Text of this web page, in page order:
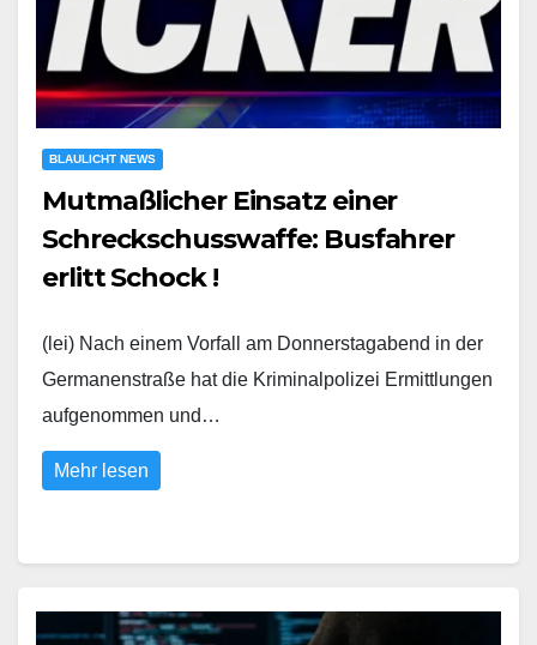
BLAULICHT NEWS
Mutmaßlicher Einsatz einer
Schreckschusswaffe: Busfahrer
erlitt Schock !
(lei) Nach einem Vorfall am Donnerstagabend in der
Germanenstraße hat die Kriminalpolizei Ermittlungen
aufgenommen und…
Mehr lesen